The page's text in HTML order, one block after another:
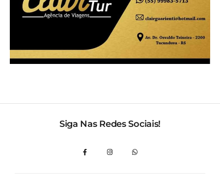
Siga Nas Redes Sociais!